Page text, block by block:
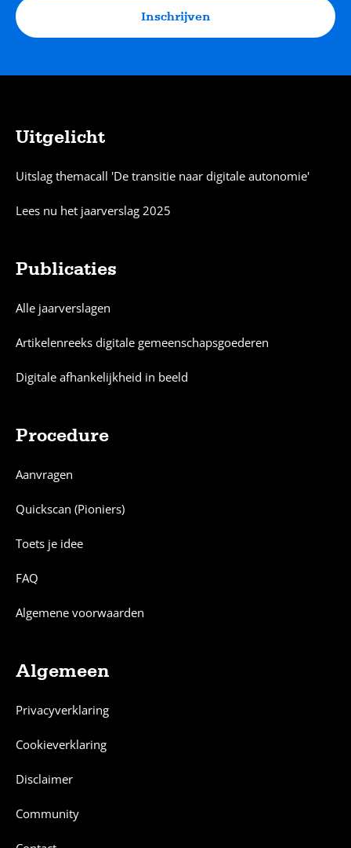
Inschrijven
Uitgelicht
Uitslag themacall 'De transitie naar digitale autonomie'
Lees nu het jaarverslag 2025
Publicaties
Alle jaarverslagen
Artikelenreeks digitale gemeenschapsgoederen
Digitale afhankelijkheid in beeld
Procedure
Aanvragen
Quickscan (Pioniers)
Toets je idee
FAQ
Algemene voorwaarden
Algemeen
Privacyverklaring
Cookieverklaring
Disclaimer
Community